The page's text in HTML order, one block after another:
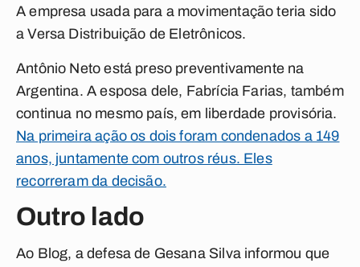
A empresa usada para a movimentação teria sido
a Versa Distribuição de Eletrônicos.
Antônio Neto está preso preventivamente na
Argentina. A esposa dele, Fabrícia Farias, também
continua no mesmo país, em liberdade provisória.
Na primeira ação os dois foram condenados a 149
anos, juntamente com outros réus. Eles
recorreram da decisão.
Outro lado
Ao Blog, a defesa de Gesana Silva informou que